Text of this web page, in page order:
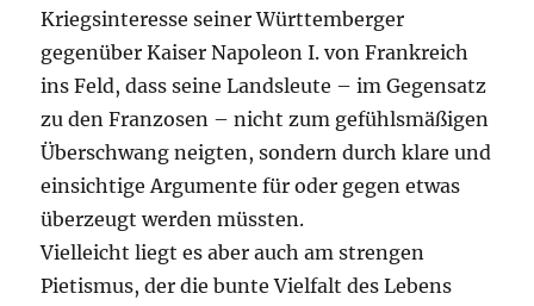
Kriegsinteresse seiner Württemberger
gegenüber Kaiser Napoleon I. von Frankreich
ins Feld, dass seine Landsleute – im Gegensatz
zu den Franzosen – nicht zum gefühlsmäßigen
Überschwang neigten, sondern durch klare und
einsichtige Argumente für oder gegen etwas
überzeugt werden müssten.
Vielleicht liegt es aber auch am strengen
Pietismus, der die bunte Vielfalt des Lebens